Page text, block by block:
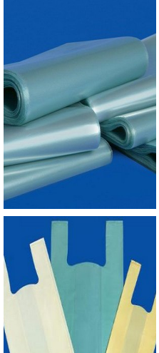
em diversas cores e
opção transparente e a
ENCONTRAR ALTA
ADESIVADOSA Empório
contratar a produção com
modernas e custos
assim, o mix de sacos a
fracionada, até em
saber mais informações,
orçamento..